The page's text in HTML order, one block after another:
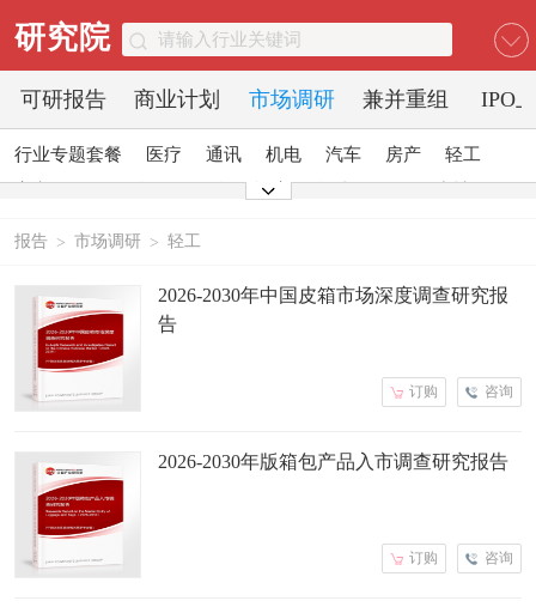
研究院
可研报告 商业计划 市场调研 兼并重组 IPO
行业专题套餐 医疗 通讯 机电 汽车 房产
轻工
酒店
报告 > 市场调研 > 轻工
2026-2030年中国皮箱市场深度调查研究报
告
咨询
订购
2026-2030年版箱包产品入市调查研究报告
咨询
订购